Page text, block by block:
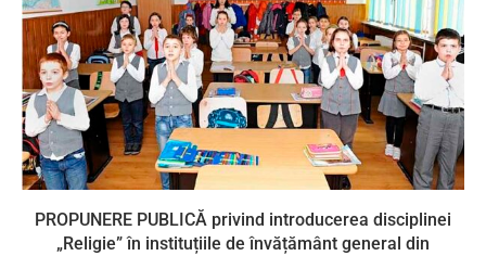
PROPUNERE PUBLICĂ privind introducerea disciplinei
„Religie” în instituțiile de învățământ general din